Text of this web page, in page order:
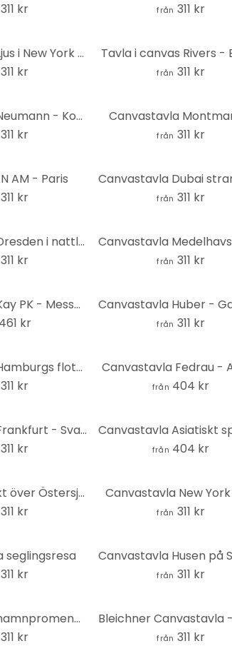
311 kr från 311 kr
Canvastavla Ljus i New York City
311 kr
Tavla i canvas Rivers -
från 311 kr
Canvastavla Neumann - Konstantinopel
311 kr
Canvastavla
från 311 kr
AM - Paris
311 kr från 311 kr
Canvastavla Dresden i nattlampan
311 kr
Canvastavla
från 311 kr
Canvastavla Kay PK - Messe Berlin - Panorama
461 kr från 311 kr
Canvastavla Hamburgs flotta
311 kr
Canvastavla Fedrau -
från 404 kr
Canvastavla Frankfurt - Svartvitt - Älska din stad
311 kr från 404 kr
Canvas - utsikt över Östersjön
311 kr
Canvastavla New
från 311 kr
seglingsresa
311 kr från 311 kr
Canvastavla hamnpromenad vid Lago Maggiore
311 kr från 311 kr